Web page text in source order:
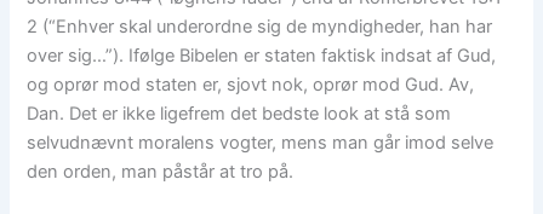
2 (“Enhver skal underordne sig de myndigheder, han har
over sig…”). Ifølge Bibelen er staten faktisk indsat af Gud,
og oprør mod staten er, sjovt nok, oprør mod Gud. Av,
Dan. Det er ikke ligefrem det bedste look at stå som
selvudnævnt moralens vogter, mens man går imod selve
den orden, man påstår at tro på.